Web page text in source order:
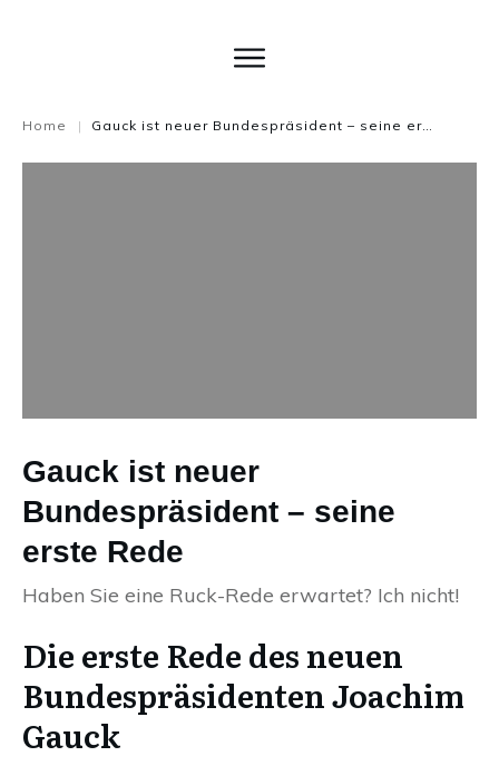
Home |
Gauck ist neuer
Bundespräsident – seine
erste Rede
Haben Sie eine Ruck-Rede erwartet? Ich nicht!
Die erste Rede des neuen
Bundespräsidenten Joachim
Gauck